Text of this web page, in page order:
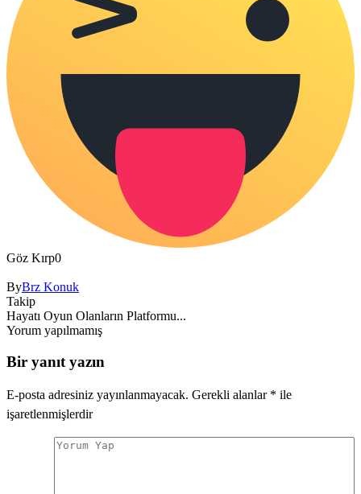
Göz Kırp0
ByBrz Konuk
Takip
Hayatı Oyun Olanların Platformu...
Yorum yapılmamış
Bir yanıt yazın
E-posta adresiniz yayınlanmayacak. Gerekli alanlar * ile
işaretlenmişlerdir